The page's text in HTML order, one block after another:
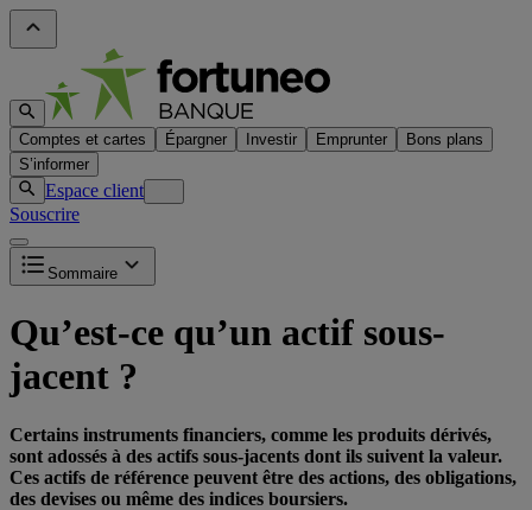
Comptes et cartes Épargner Investir Emprunter
Bons plans
S’informer
Espace client
Souscrire
Sommaire
Qu’est-ce qu’un actif sous-
jacent ?
Certains instruments financiers, comme les produits dérivés,
sont adossés à des actifs sous-jacents dont ils suivent la valeur.
Ces actifs de référence peuvent être des actions, des obligations,
des devises ou même des indices boursiers.